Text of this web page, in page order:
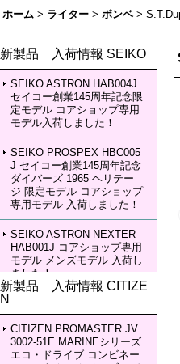
ホーム > ライター > ボンベ >
新製品 入荷情報 SEIKO
SEIKO ASTRON HAB004J
セイコー創業145周年記念限
定モデル コアショップ専用
モデル入荷しました！
SEIKO PROSPEX HBC005
J セイコー創業145周年記念
ダイバーズ 1965 ヘリテー
ジ 限定モデル コアショップ
専用モデル 入荷しました！
SEIKO ASTRON NEXTER
HAB001J コアショップ専用
モデル メンズモデル 入荷し
ました！
HAB002J コアショップ専用
モデル メンズモデル 入荷し
ました！
新製品 入荷情報 CITIZE
N
CITIZEN PROMASTER JV
3002-51E MARINEシリーズ
エコ・ドライブ コンビネー